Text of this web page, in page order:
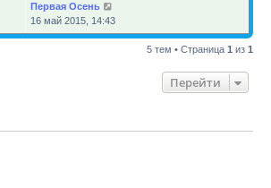
Первая Осень
16 май 2015, 14:43
5 тем • Страница 1 из 1
Перейти